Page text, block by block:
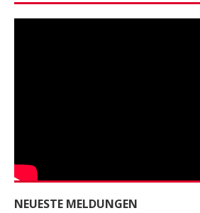
NEUESTE MELDUNGEN